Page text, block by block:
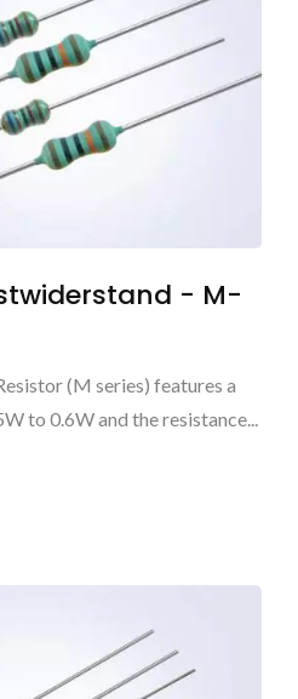
- M-
(M series) features a
to 0.6W and the resistance...